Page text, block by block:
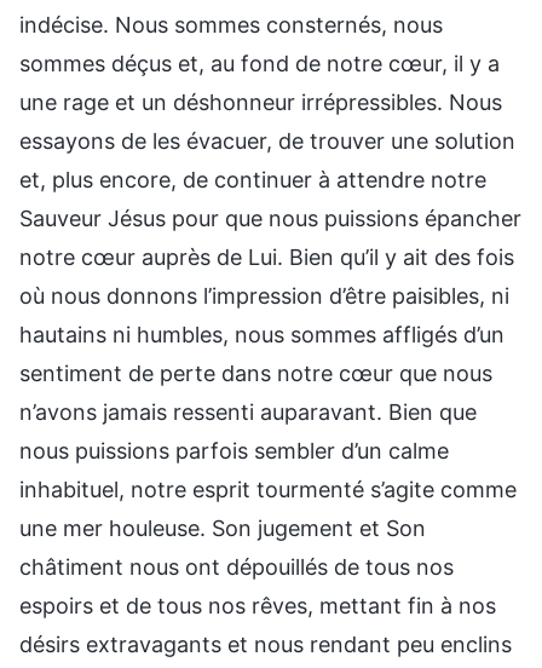
indécise. Nous sommes consternés, nous
sommes déçus et, au fond de notre cœur, il y a
une rage et un déshonneur irrépressibles. Nous
essayons de les évacuer, de trouver une solution
et, plus encore, de continuer à attendre notre
Sauveur Jésus pour que nous puissions épancher
notre cœur auprès de Lui. Bien qu’il y ait des fois
où nous donnons l’impression d’être paisibles, ni
hautains ni humbles, nous sommes affligés d’un
sentiment de perte dans notre cœur que nous
n’avons jamais ressenti auparavant. Bien que
nous puissions parfois sembler d’un calme
inhabituel, notre esprit tourmenté s’agite comme
une mer houleuse. Son jugement et Son
châtiment nous ont dépouillés de tous nos
espoirs et de tous nos rêves, mettant fin à nos
désirs extravagants et nous rendant peu enclins